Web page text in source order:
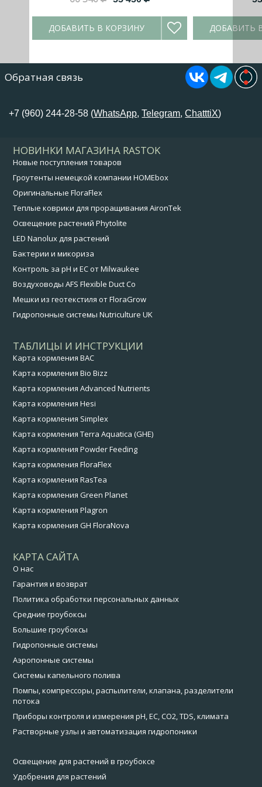
ДОБАВИТЬ В КОРЗИНУ ДОБАВИТЬ
Обратная связь
+7 (960) 244-28-58 (WhatsApp,Telegram,ChatttiX)
НОВИНКИ МАГАЗИНА RASTOK
Новые поступления товаров
Гроутенты немецкой компании HOMEbox
Оригинальные FloraFlex
Теплые коврики для проращивания AironTek
Освещение растений Phytolite
LED Nanolux для растений
Бактерии и микориза
Контроль за pH и EC от Milwaukee
Воздуховоды AFS Flexible Duct Co
Мешки из геотекстиля от FloraGrow
Гидропонные системы Nutriculture UK
ТАБЛИЦЫ И ИНСТРУКЦИИ
Карта кормления BAC
Карта кормления Bio Bizz
Карта кормления Advanced Nutrients
Карта кормления Hesi
Карта кормления Simplex
Карта кормления Terra Aquatica (GHE)
Карта кормления Powder Feeding
Карта кормления FloraFlex
Карта кормления RasTea
Карта кормления Green Planet
Карта кормления Plagron
Карта кормления GH FloraNova
КАРТА САЙТА
О нас
Гарантия и возврат
Политика обработки персональных данных
Средние гроубоксы
Большие гроубоксы
Гидропонные системы
Аэропонные системы
Системы капельного полива
Помпы, компрессоры, распылители, клапана, разделители
потока
Приборы контроля и измерения pH, EC, CO2, TDS, климата
Растворные узлы и автоматизация гидропоники
Освещение для растений в гроубоксе
Удобрения для растений